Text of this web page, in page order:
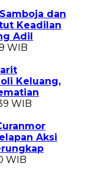
dan
Keadilan
Adil
WIB
Keluang,
WIB
Aksi
WIB